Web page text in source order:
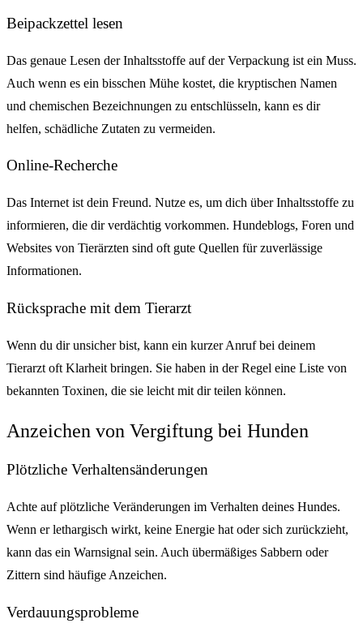
Beipackzettel lesen
Das genaue Lesen der Inhaltsstoffe auf der Verpackung ist ein Muss.
Auch wenn es ein bisschen Mühe kostet, die kryptischen Namen
und chemischen Bezeichnungen zu entschlüsseln, kann es dir
helfen, schädliche Zutaten zu vermeiden.
Online-Recherche
Das Internet ist dein Freund. Nutze es, um dich über Inhaltsstoffe zu
informieren, die dir verdächtig vorkommen. Hundeblogs, Foren und
Websites von Tierärzten sind oft gute Quellen für zuverlässige
Informationen.
Rücksprache mit dem Tierarzt
Wenn du dir unsicher bist, kann ein kurzer Anruf bei deinem
Tierarzt oft Klarheit bringen. Sie haben in der Regel eine Liste von
bekannten Toxinen, die sie leicht mit dir teilen können.
Anzeichen von Vergiftung bei Hunden
Plötzliche Verhaltensänderungen
Achte auf plötzliche Veränderungen im Verhalten deines Hundes.
Wenn er lethargisch wirkt, keine Energie hat oder sich zurückzieht,
kann das ein Warnsignal sein. Auch übermäßiges Sabbern oder
Zittern sind häufige Anzeichen.
Verdauungsprobleme